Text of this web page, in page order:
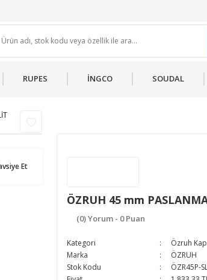
RUPES İNGCO SOUDAL
Et
ÖZRUH 45 mm
(0) Yorum - 0 Puan
Kategori
Özruh
Marka
ÖZRUH
Stok Kodu
ÖZR45P-